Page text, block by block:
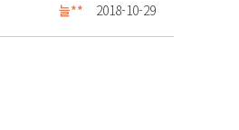
늘** 2018-10-29